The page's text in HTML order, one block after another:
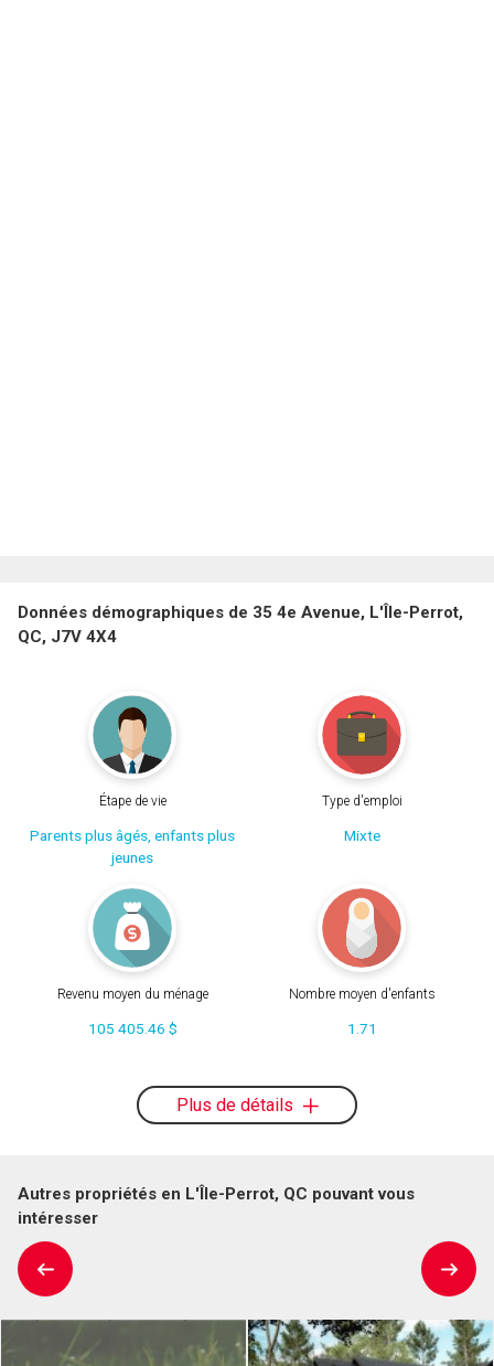
Données démographiques de 35 4e Avenue, L'Île-Perrot,
QC, J7V 4X4
Étape de vie
Parents plus âgés, enfants plus
jeunes
Type d'emploi
Mixte
Revenu moyen du ménage
105 405.46 $
Nombre moyen d'enfants
1.71
Plus de détails
Autres propriétés en L'Île-Perrot, QC pouvant vous
intéresser